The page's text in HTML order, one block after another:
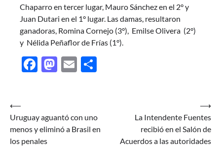
Chaparro en tercer lugar, Mauro Sánchez en el 2° y
Juan Dutari en el 1° lugar. Las damas, resultaron
ganadoras, Romina Cornejo (3°), Emilse Olivera (2°)
y Nélida Peñaflor de Frías (1°).
Facebook
Mastodon
Email
Navegación
de
entradas
⟵
Uruguay aguantó con uno
menos y eliminó a Brasil en
los penales
La Intendente Fuentes
recibió en el Salón de
Acuerdos a las autoridades
⟶